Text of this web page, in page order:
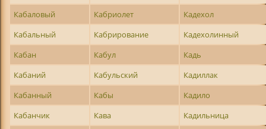
Кабаловый
Кабриолет
Кадехол
Кабальный
Кабрирование
Кадехолинный
Кабан
Кабул
Кадь
Кабаний
Кабульский
Кадиллак
Кабанный
Кабы
Кадило
Кабанчик
Кава
Кадильница